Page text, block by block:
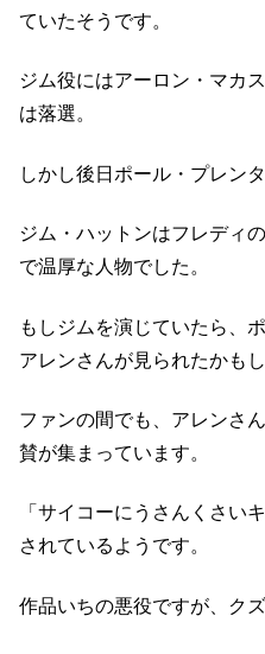
ていたそうです。
ジム役にはアーロン・マカ
は落選。
しかし後日ポール・プレン
ジム・ハットンはフレディ
で温厚な人物でした。
もしジムを演じていたら、
アレンさんが見られたかも
ファンの間でも、アレンさ
賛が集まっています。
「サイコーにうさんくさい
されているようです。
作品いちの悪役ですが、ク